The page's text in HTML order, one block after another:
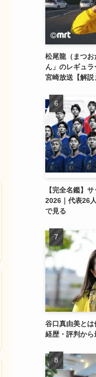
松尾龍（まつ
ん」のレギュ
宮崎放送【解説
【完全名鑑】
2026｜代表26
で見る
谷口真由美とは
経歴・評判か